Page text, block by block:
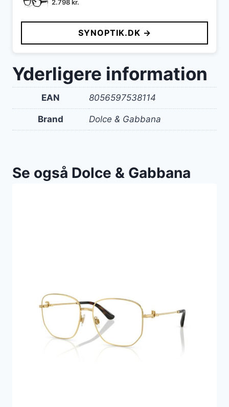
2.798kr.
SYNOPTIK.DK →
Yderligere information
EAN 8056597538114
Brand Dolce & Gabbana
Se også Dolce & Gabbana